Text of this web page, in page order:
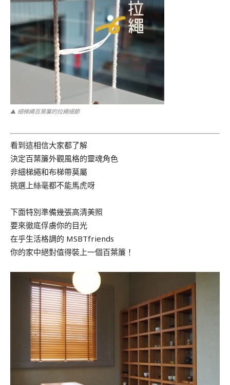
▲ 細梯繩百葉簾的拉繩細節
看到這相信大家都了解
決定百葉簾外觀風格的靈魂角色
非細梯繩和布梯帶莫屬
挑選上絲毫都不能馬虎呀
下面特別準備幾張高清美照
要來徹底俘虜你的目光
在乎生活格調的 MSBTfriends
你的家中絕對值得裝上一個百葉簾！